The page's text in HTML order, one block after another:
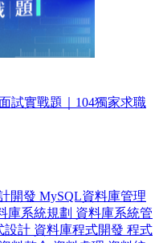
試實戰題｜104獨家求職
開發 MySQL資料庫管理
庫系統規劃 資料庫系統管
設計 資料庫程式開發 程式